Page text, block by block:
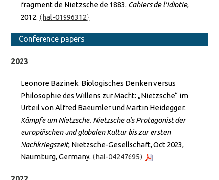
fragment de Nietzsche de 1883. Cahiers de l'idiotie,
2012. ⟨hal-01996312⟩
Conference papers
2023
Leonore Bazinek. Biologisches Denken versus
Philosophie des Willens zur Macht: „Nietzsche“ im
Urteil von Alfred Baeumler und Martin Heidegger.
Kämpfe um Nietzsche. Nietzsche als Protagonist der
europäischen und globalen Kultur bis zur ersten
Nachkriegszeit, Nietzsche-Gesellschaft, Oct 2023,
Naumburg, Germany. ⟨hal-04247695⟩